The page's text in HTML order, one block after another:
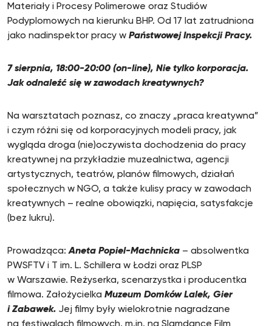
Materiały i Procesy Polimerowe oraz Studiów
Podyplomowych na kierunku BHP. Od 17 lat zatrudniona
jako nadinspektor pracy w Państwowej Inspekcji Pracy.
7 sierpnia, 18:00-20:00 (on-line), Nie tylko korporacja.
Jak odnaleźć się w zawodach kreatywnych?
Na warsztatach poznasz, co znaczy „praca kreatywna”
i czym różni się od korporacyjnych modeli pracy, jak
wygląda droga (nie)oczywista dochodzenia do pracy
kreatywnej na przykładzie muzealnictwa, agencji
artystycznych, teatrów, planów filmowych, działań
społecznych w NGO, a także kulisy pracy w zawodach
kreatywnych – realne obowiązki, napięcia, satysfakcje
(bez lukru).
Prowadząca:Aneta Popiel-Machnicka – absolwentka
PWSFTV i T im. L. Schillera w Łodzi oraz PLSP
w Warszawie. Reżyserka, scenarzystka i producentka
filmowa. Założycielka Muzeum Domków Lalek, Gier
i Zabawek. Jej filmy były wielokrotnie nagradzane